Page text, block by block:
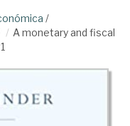
/
A monetary and fiscal